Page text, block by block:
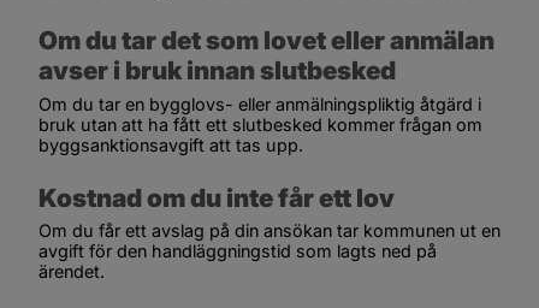
Om du tar det som lovet eller anmälan
avser i bruk innan slutbesked
Om du tar en bygglovs- eller anmälningspliktig åtgärd i
bruk utan att ha fått ett slutbesked kommer frågan om
byggsanktionsavgift att tas upp.
Kostnad om du inte får ett lov
Om du får ett avslag på din ansökan tar kommunen ut en
avgift för den handläggningstid som lagts ned på
ärendet.